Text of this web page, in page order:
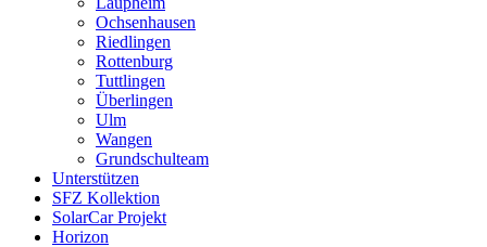
Ochsenhausen
Riedlingen
Rottenburg
Tuttlingen
Überlingen
Ulm
Wangen
Grundschulteam
Unterstützen
SFZ Kollektion
SolarCar Projekt
Horizon